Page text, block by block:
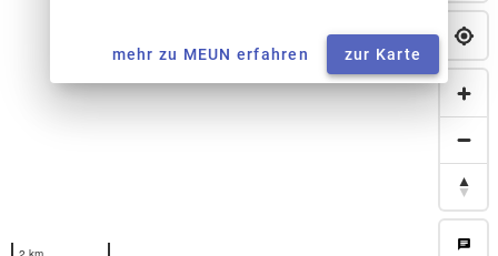
chat
mehr zu MEUN erfahren zur Karte